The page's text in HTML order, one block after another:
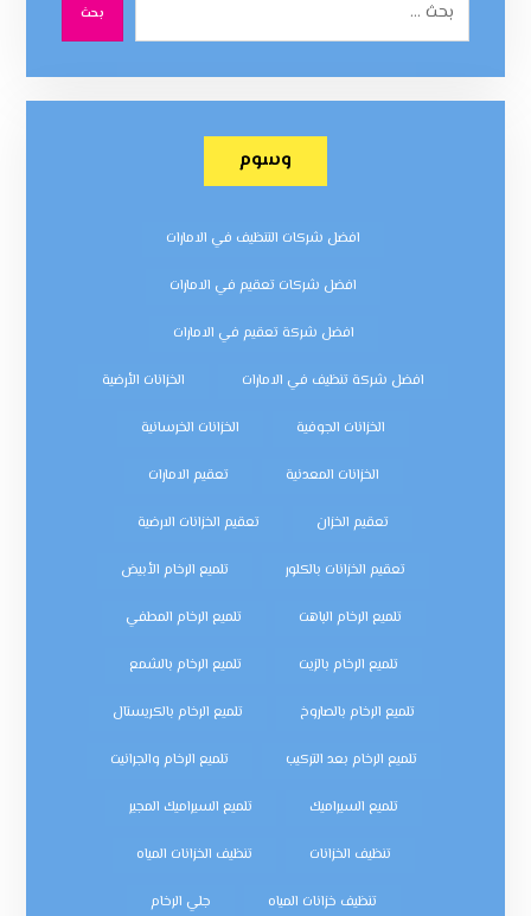
بحث
وسوم
افضل شركات التنظيف في الامارات
افضل شركات تعقيم في الامارات
افضل شركة تعقيم في الامارات
افضل شركة تنظيف في الامارات الخزانات الأرضية
الخزانات الجوفية الخزانات الخرسانية
الخزانات المعدنية تعقيم الامارات
تعقيم الخزان تعقيم الخزانات الارضية
تعقيم الخزانات بالكلور تلميع الرخام الأبيض
تلميع الرخام الباهت تلميع الرخام المطفي
تلميع الرخام بالزيت تلميع الرخام بالشمع
تلميع الرخام بالصاروخ تلميع الرخام بالكريستال
تلميع الرخام بعد التركيب تلميع الرخام والجرانيت
تلميع السيراميك تلميع السيراميك المجير
تنظيف الخزانات تنظيف الخزانات المياه
تنظيف خزانات المياه جلي الرخام